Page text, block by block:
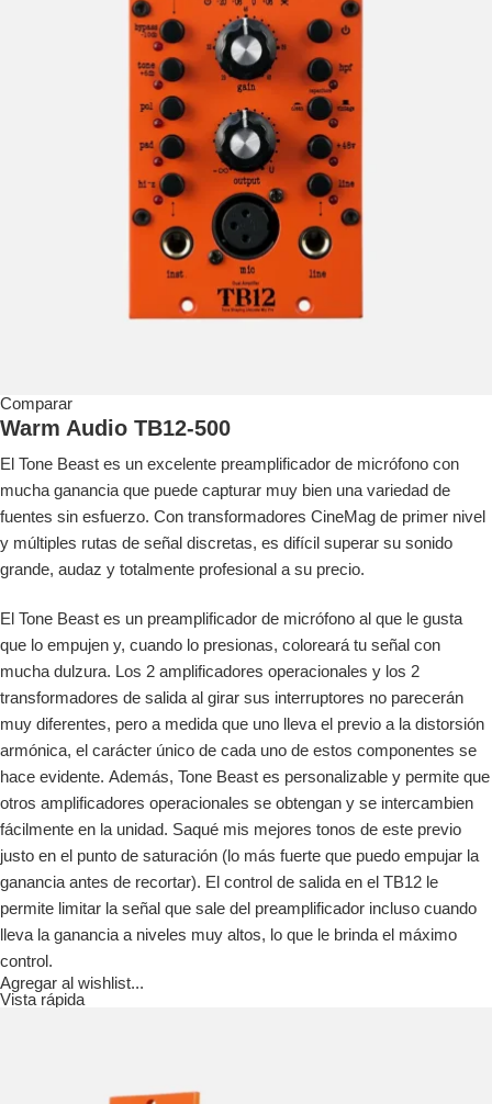
Comparar
Warm Audio TB12-500
El Tone Beast es un excelente preamplificador de micrófono con
mucha ganancia que puede capturar muy bien una variedad de
fuentes sin esfuerzo. Con transformadores CineMag de primer nivel
y múltiples rutas de señal discretas, es difícil superar su sonido
grande, audaz y totalmente profesional a su precio.
El Tone Beast es un preamplificador de micrófono al que le gusta
que lo empujen y, cuando lo presionas, coloreará tu señal con
mucha dulzura. Los 2 amplificadores operacionales y los 2
transformadores de salida al girar sus interruptores no parecerán
muy diferentes, pero a medida que uno lleva el previo a la distorsión
armónica, el carácter único de cada uno de estos componentes se
hace evidente. Además, Tone Beast es personalizable y permite que
otros amplificadores operacionales se obtengan y se intercambien
fácilmente en la unidad. Saqué mis mejores tonos de este previo
justo en el punto de saturación (lo más fuerte que puedo empujar la
ganancia antes de recortar). El control de salida en el TB12 le
permite limitar la señal que sale del preamplificador incluso cuando
lleva la ganancia a niveles muy altos, lo que le brinda el máximo
control.
Agregar al wishlist...
Vista rápida